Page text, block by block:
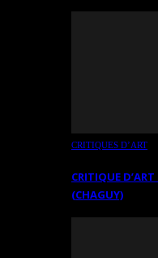
CRITIQUES D’ART
CRITIQUE
(CHAGUY)